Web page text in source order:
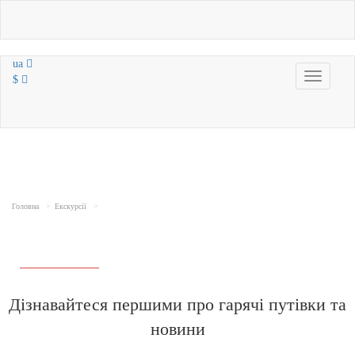
Toggle
ua
$
Головна Екскурсії
Дізнавайтеся першими про гарячі путівки та
новини